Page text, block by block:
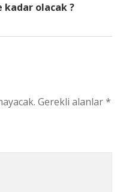
kadar olacak ?
Gerekli alanlar*